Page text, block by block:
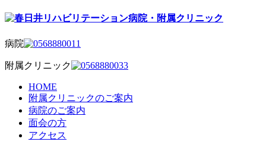
病院
附属クリニック
HOME
附属クリニックのご案内
病院のご案内
面会の方
アクセス